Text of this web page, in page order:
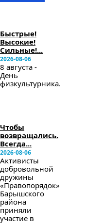
Быстрые!
Высокие!
Сильные!...
2026-08-06
8 августа -
День
физкультурника.
Чтобы
возвращались.
Всегда...
2026-08-06
Активисты
добровольной
дружины
«Правопорядок»
Барышского
района
приняли
участие в